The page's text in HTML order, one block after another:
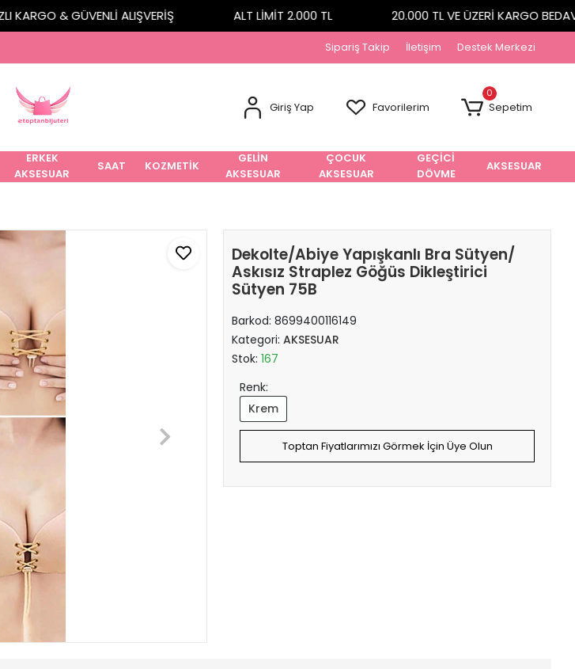
KARGO & GÜVENLİ ALIŞVERİŞ ALT LİMİT 2.000 TL 20.000 TL VE ÜZERİ KARGO BEDAVA
Sipariş Takip İletişim Destek Merkezi
Giriş Yap Favorilerim
0
Sepetim
ERKEK
AKSESUAR
SAAT KOZMETİK
GELİN
AKSESUAR
ÇOCUK
AKSESUAR
GEÇİCİ
DÖVME
AKSESUAR
Dekolte/Abiye Yapışkanlı Bra Sütyen/
Askısız Straplez Göğüs Dikleştirici
Sütyen 75B
Barkod:8699400116149
Kategori:AKSESUAR
Stok:167
Renk:
Krem
Toptan Fiyatlarımızı Görmek İçin Üye Olun